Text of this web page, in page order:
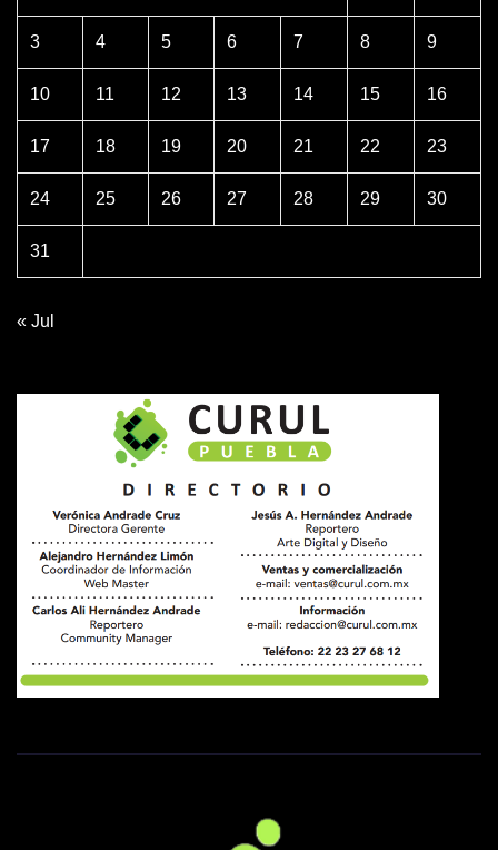
3 4 5 6 7 8 9
10 11 12 13 14 15 16
17 18 19 20 21 22 23
24 25 26 27 28 29 30
31
« Jul